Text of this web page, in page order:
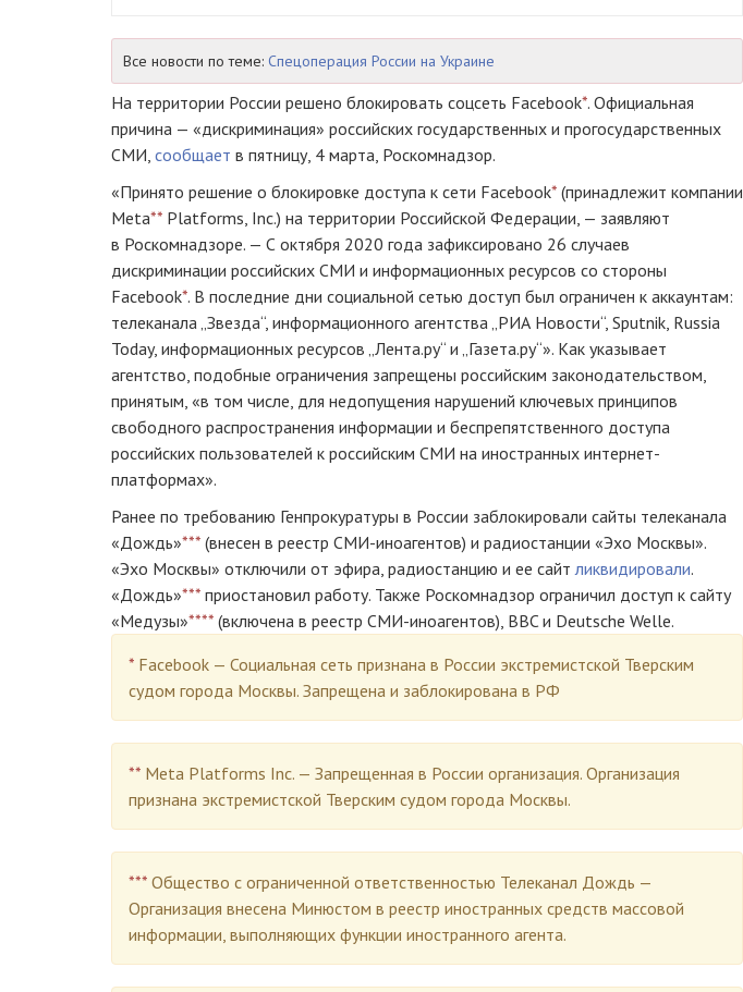
Все новости по теме: Спецоперация России на Украине
На территории России решено блокировать соцсеть Facebook*. Официальная
причина — «дискриминация» российских государственных и прогосударственных
СМИ, сообщает в пятницу, 4 марта, Роскомнадзор.
«Принято решение о блокировке доступа к сети Facebook* (принадлежит компании
Meta** Platforms, Inc.) на территории Российской Федерации, — заявляют
в Роскомнадзоре. — С октября 2020 года зафиксировано 26 случаев
дискриминации российских СМИ и информационных ресурсов со стороны
Facebook*. В последние дни социальной сетью доступ был ограничен к аккаунтам:
телеканала „Звезда“, информационного агентства „РИА Новости“, Sputnik, Russia
Today, информационных ресурсов „Лента.ру“ и „Газета.ру“». Как указывает
агентство, подобные ограничения запрещены российским законодательством,
принятым, «в том числе, для недопущения нарушений ключевых принципов
свободного распространения информации и беспрепятственного доступа
российских пользователей к российским СМИ на иностранных интернет-
платформах».
Ранее по требованию Генпрокуратуры в России заблокировали сайты телеканала
«Дождь»*** (внесен в реестр СМИ-иноагентов) и радиостанции «Эхо Москвы».
«Эхо Москвы» отключили от эфира, радиостанцию и ее сайт ликвидировали.
«Дождь»*** приостановил работу. Также Роскомнадзор ограничил доступ к сайту
«Медузы»**** (включена в реестр СМИ-иноагентов), BBC и Deutsche Welle.
* Facebook — Социальная сеть признана в России экстремистской Тверским
судом города Москвы. Запрещена и заблокирована в РФ
** Meta Platforms Inc. — Запрещенная в России организация. Организация
признана экстремистской Тверским судом города Москвы.
*** Общество с ограниченной ответственностью Телеканал Дождь —
Организация внесена Минюстом в реестр иностранных средств массовой
информации, выполняющих функции иностранного агента.